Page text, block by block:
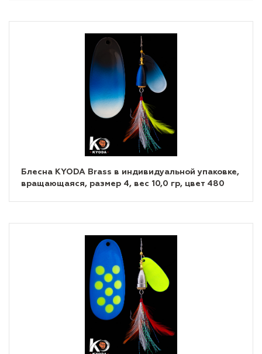
Блесна KYODA Brass в индивидуальной упаковке,
вращающаяся, размер 4, вес 10,0 гр, цвет 480